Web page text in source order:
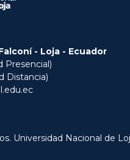
- Loja - Ecuador
Presencial)
Distancia)
Universidad Nacional de